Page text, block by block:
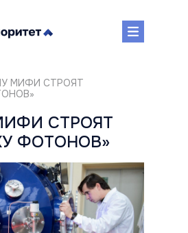
МИФИ СТРОЯТ
СТРОЯТ
ФОТОНОВ»